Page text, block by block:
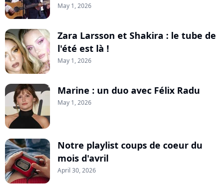
May 1, 2026
Zara Larsson et Shakira : le tube de
l'été est là !
May 1, 2026
Marine : un duo avec Félix Radu
May 1, 2026
Notre playlist coups de coeur du
mois d'avril
April 30, 2026